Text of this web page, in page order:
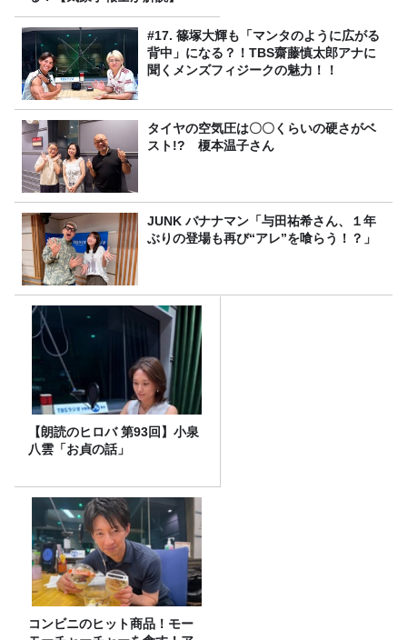
#17. 篠塚大輝も「マンタのように広がる
背中」になる？！TBS齋藤慎太郎アナに
聞くメンズフィジークの魅力！！
タイヤの空気圧は〇〇くらいの硬さがベ
スト!? 榎本温子さん
JUNK バナナマン「与田祐希さん、１年
ぶりの登場も再び“アレ”を喰らう！？」
【朗読のヒロバ 第93回】小泉
八雲「お貞の話」
コンビニのヒット商品！モー